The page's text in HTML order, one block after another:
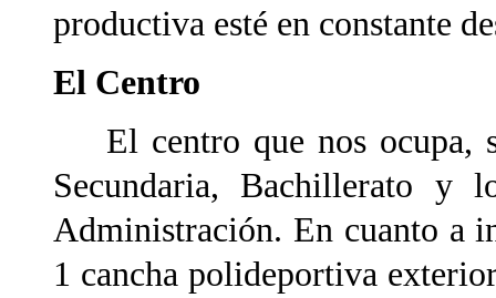
productiva esté en constante
El Centro
El centro que nos ocupa,
Secundaria, Bachillerato y
Administración. En cuanto a
1 cancha polideportiva